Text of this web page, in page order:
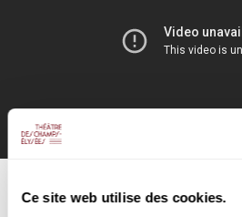
Ce site web utilise des cookies.
Orchestre de chambre de Paris